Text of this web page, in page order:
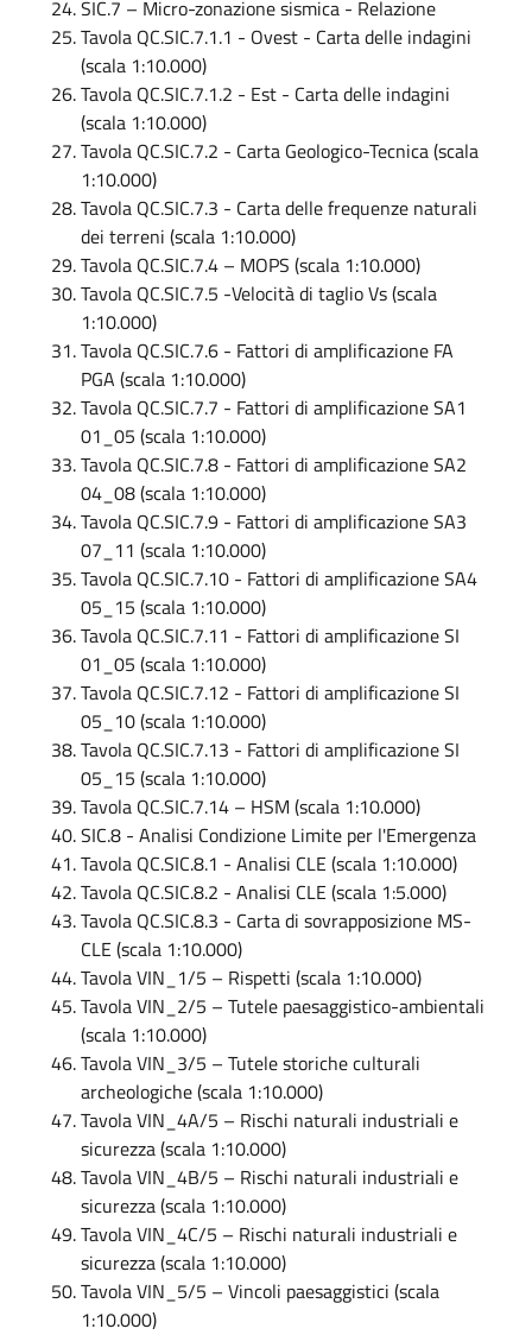
SIC.7 – Micro-zonazione sismica - Relazione
Tavola QC.SIC.7.1.1 - Ovest - Carta delle indagini
(scala 1:10.000)
Tavola QC.SIC.7.1.2 - Est - Carta delle indagini
(scala 1:10.000)
Tavola QC.SIC.7.2 - Carta Geologico-Tecnica (scala
1:10.000)
Tavola QC.SIC.7.3 - Carta delle frequenze naturali
dei terreni (scala 1:10.000)
Tavola QC.SIC.7.4 – MOPS (scala 1:10.000)
Tavola QC.SIC.7.5 -Velocità di taglio Vs (scala
1:10.000)
Tavola QC.SIC.7.6 - Fattori di amplificazione FA
PGA (scala 1:10.000)
Tavola QC.SIC.7.7 - Fattori di amplificazione SA1
01_05 (scala 1:10.000)
Tavola QC.SIC.7.8 - Fattori di amplificazione SA2
04_08 (scala 1:10.000)
Tavola QC.SIC.7.9 - Fattori di amplificazione SA3
07_11 (scala 1:10.000)
Tavola QC.SIC.7.10 - Fattori di amplificazione SA4
05_15 (scala 1:10.000)
Tavola QC.SIC.7.11 - Fattori di amplificazione SI
01_05 (scala 1:10.000)
Tavola QC.SIC.7.12 - Fattori di amplificazione SI
05_10 (scala 1:10.000)
Tavola QC.SIC.7.13 - Fattori di amplificazione SI
05_15 (scala 1:10.000)
Tavola QC.SIC.7.14 – HSM (scala 1:10.000)
SIC.8 - Analisi Condizione Limite per l'Emergenza
Tavola QC.SIC.8.1 - Analisi CLE (scala 1:10.000)
Tavola QC.SIC.8.2 - Analisi CLE (scala 1:5.000)
Tavola QC.SIC.8.3 - Carta di sovrapposizione MS-
CLE (scala 1:10.000)
Tavola VIN_1/5 – Rispetti (scala 1:10.000)
Tavola VIN_2/5 – Tutele paesaggistico-ambientali
(scala 1:10.000)
Tavola VIN_3/5 – Tutele storiche culturali
archeologiche (scala 1:10.000)
Tavola VIN_4A/5 – Rischi naturali industriali e
sicurezza (scala 1:10.000)
Tavola VIN_4B/5 – Rischi naturali industriali e
sicurezza (scala 1:10.000)
Tavola VIN_4C/5 – Rischi naturali industriali e
sicurezza (scala 1:10.000)
Tavola VIN_5/5 – Vincoli paesaggistici (scala
1:10.000)